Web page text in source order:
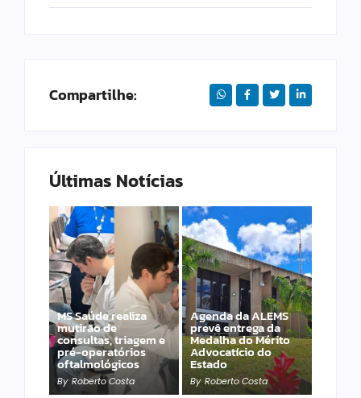
Compartilhe:
Últimas Notícias
MS Saúde realiza
mutirão de
consultas, triagem e
pré-operatórios
oftalmológicos
By Roberto Costa
Agenda da ALEMS
prevê entrega da
Medalha do Mérito
Advocatício do
Estado
By Roberto Costa
PET – Subea leva
atendimento ao
Jardim Carioca
By Roberto Costa